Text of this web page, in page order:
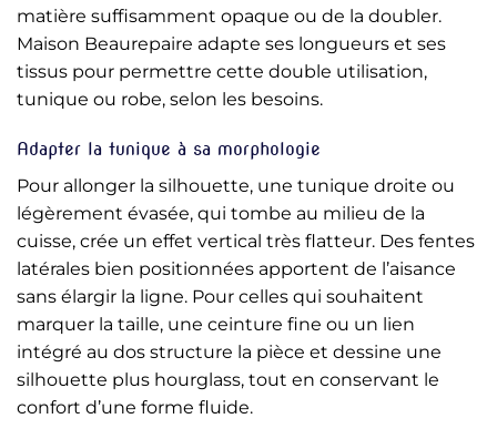
matière suffisamment opaque ou de la doubler.
Maison Beaurepaire adapte ses longueurs et ses
tissus pour permettre cette double utilisation,
tunique ou robe, selon les besoins.
Adapter la tunique à sa morphologie
Pour allonger la silhouette, une tunique droite ou
légèrement évasée, qui tombe au milieu de la
cuisse, crée un effet vertical très flatteur. Des fentes
latérales bien positionnées apportent de l’aisance
sans élargir la ligne. Pour celles qui souhaitent
marquer la taille, une ceinture fine ou un lien
intégré au dos structure la pièce et dessine une
silhouette plus hourglass, tout en conservant le
confort d’une forme fluide.